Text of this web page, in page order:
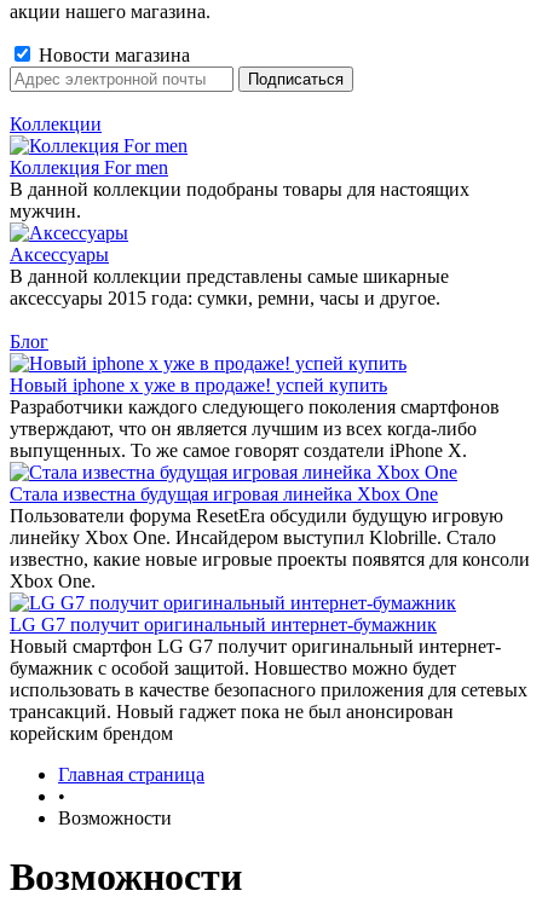
акции нашего магазина.
Новости магазина
Коллекции
Коллекция For men
В данной коллекции подобраны товары для настоящих
мужчин.
Аксессуары
В данной коллекции представлены самые шикарные
аксессуары 2015 года: сумки, ремни, часы и другое.
Блог
Новый iphone x уже в продаже! успей купить
Разработчики каждого следующего поколения смартфонов
утверждают, что он является лучшим из всех когда-либо
выпущенных. То же самое говорят создатели iPhone X.
Стала известна будущая игровая линейка Xbox One
Пользователи форума ResetEra обсудили будущую игровую
линейку Xbox One. Инсайдером выступил Klobrille. Стало
известно, какие новые игровые проекты появятся для консоли
Xbox One.
LG G7 получит оригинальный интернет-бумажник
Новый смартфон LG G7 получит оригинальный интернет-
бумажник с особой защитой. Новшество можно будет
использовать в качестве безопасного приложения для сетевых
трансакций. Новый гаджет пока не был анонсирован
корейским брендом
Главная страница
•
Возможности
Возможности